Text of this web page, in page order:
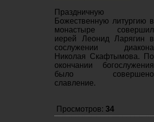
Праздничную
Божественную литургию в
монастыре совершил
иерей Леонид Ларягин в
сослужении диакона
Николая Скафтымова. По
окончании богослужения
было совершено
славление.
Просмотров: 34